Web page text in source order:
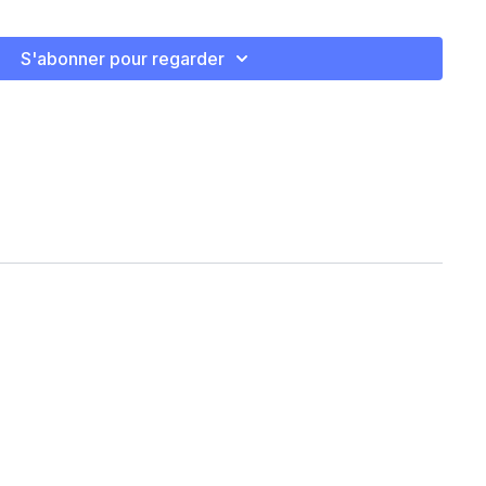
S'abonner pour regarder